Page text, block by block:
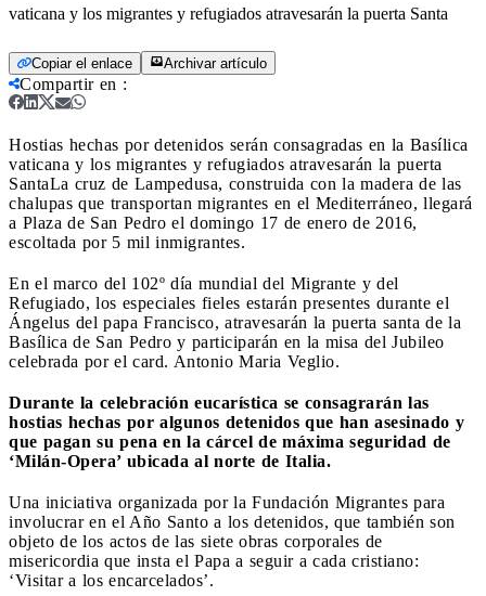
vaticana y los migrantes y refugiados atravesarán la puerta Santa
Copiar el enlace Archivar artículo
Compartir en :
Hostias hechas por detenidos serán consagradas en la Basílica
vaticana y los migrantes y refugiados atravesarán la puerta
SantaLa cruz de Lampedusa, construida con la madera de las
chalupas que transportan migrantes en el Mediterráneo, llegará
a Plaza de San Pedro el domingo 17 de enero de 2016,
escoltada por 5 mil inmigrantes.
En el marco del 102º día mundial del Migrante y del
Refugiado, los especiales fieles estarán presentes durante el
Ángelus del papa Francisco, atravesarán la puerta santa de la
Basílica de San Pedro y participarán en la misa del Jubileo
celebrada por el card. Antonio Maria Veglio.
Durante la celebración eucarística se consagrarán las
hostias hechas por algunos detenidos que han asesinado y
que pagan su pena en la cárcel de máxima seguridad de
‘Milán-Opera’ ubicada al norte de Italia.
Una iniciativa organizada por la Fundación Migrantes para
involucrar en el Año Santo a los detenidos, que también son
objeto de los actos de las siete obras corporales de
misericordia que insta el Papa a seguir a cada cristiano:
‘Visitar a los encarcelados’.